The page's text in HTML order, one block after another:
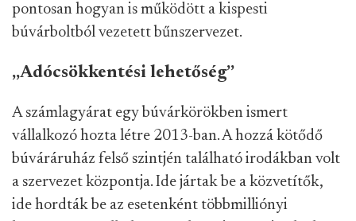
pontosan hogyan is működött a kispesti
búvárboltból vezetett bűnszervezet.
„Adócsökkentési lehetőség”
A számlagyárat egy búvárkörökben ismert
vállalkozó hozta létre 2013-ban. A hozzá kötődő
búváráruház felső szintjén található irodákban volt
a szervezet központja. Ide jártak be a közvetítők,
ide hordták be az esetenként többmilliónyi